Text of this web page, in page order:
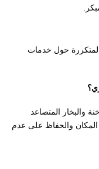
المتكررة حول خدمات
والبخار المتصاعد
المكان والحفاظ على عدم